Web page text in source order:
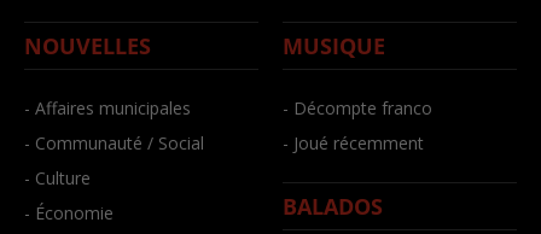
NOUVELLES
- Affaires municipales
- Communauté / Social
- Culture
- Économie
MUSIQUE
- Décompte franco
- Joué récemment
BALADOS